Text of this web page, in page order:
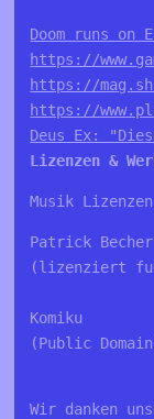
Doom runs on
https://
https://
https://
Deus Ex:
Lizenzen &
Musik
Patrick Becher
(lizenziert
Komiku
(Public
Wir danken